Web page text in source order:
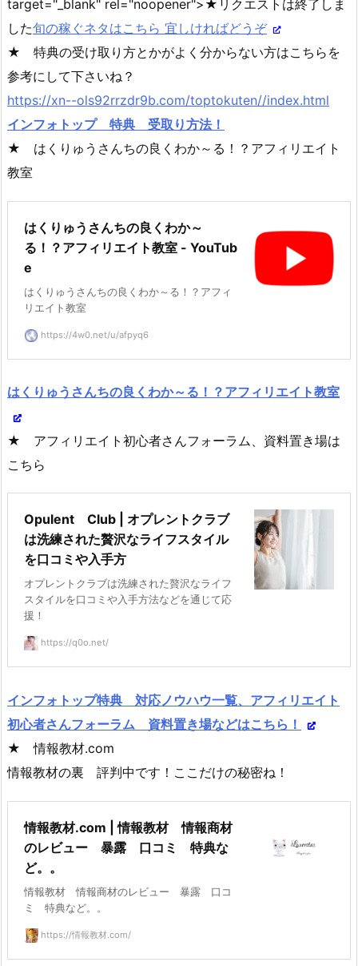
target="_blank" rel="noopener">★リクエストは終了しま
した旬の稼ぐネタはこちら 宜しければどうぞ
★ 特典の受け取り方とかがよく分からない方はこちらを
参考にして下さいね？
https://xn--ols92rrzdr9b.com/toptokuten//index.html
インフォトップ 特典 受取り方法！
★ はくりゅうさんちの良くわか～る！？アフィリエイト
教室
はくりゅうさんちの良くわか～
る！？アフィリエイト教室 - YouTub
e
はくりゅうさんちの良くわか～る！？アフィ
リエイト教室
https://4w0.net/u/afpyq6
はくりゅうさんちの良くわか～る！？アフィリエイト教室
★ アフィリエイト初心者さんフォーラム、資料置き場は
こちら
Opulent Club | オプレントクラブ
は洗練された贅沢なライフスタイル
を口コミや入手方
オプレントクラブは洗練された贅沢なライフ
スタイルを口コミや入手方法などを通じて応
援！
https://q0o.net/
インフォトップ特典 対応ノウハウ一覧、アフィリエイト
初心者さんフォーラム 資料置き場などはこちら！
★ 情報教材.com
情報教材の裏 評判中です！ここだけの秘密ね！
情報教材.com | 情報教材 情報商材
のレビュー 暴露 口コミ 特典な
ど。。
情報教材 情報商材のレビュー 暴露 口コ
ミ 特典など。。
https://情報教材.com/